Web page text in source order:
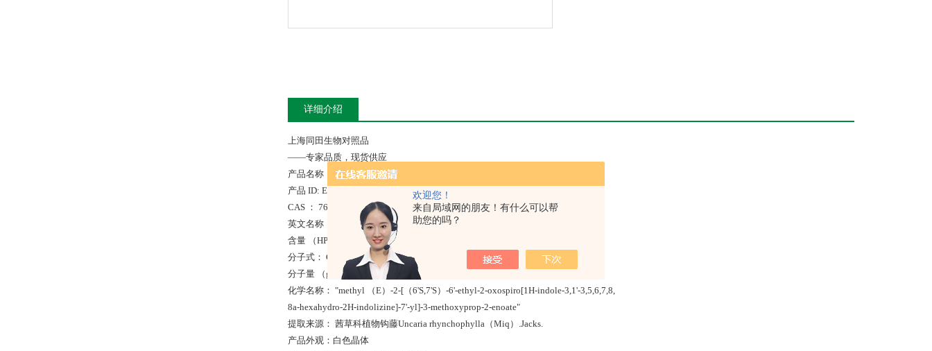
欢迎您！
来自局域网的朋友！有什么可以帮
助您的吗？
详细介绍
上海同田生物对照品
——专家品质，现货供应
产品名称：柯诺辛
产品 ID: E-0272
CAS ： 76-66-4
英文名称：Corynoxine / Rhyncophylline
含量 （HPLC） >94%
分子式： C22H28N2O4
分子量 （g/mol） 384.46872
化学名称： "methyl （E）-2-[（6'S,7'S）-6'-ethyl-2-oxospiro[1H-indole-3,1'-3,5,6,7,8,
8a-hexahydro-2H-indolizine]-7'-yl]-3-methoxyprop-2-enoate"
提取来源： 茜草科植物钩藤Uncaria rhynchophylla（Miq）.Jacks.
产品外观：白色晶体